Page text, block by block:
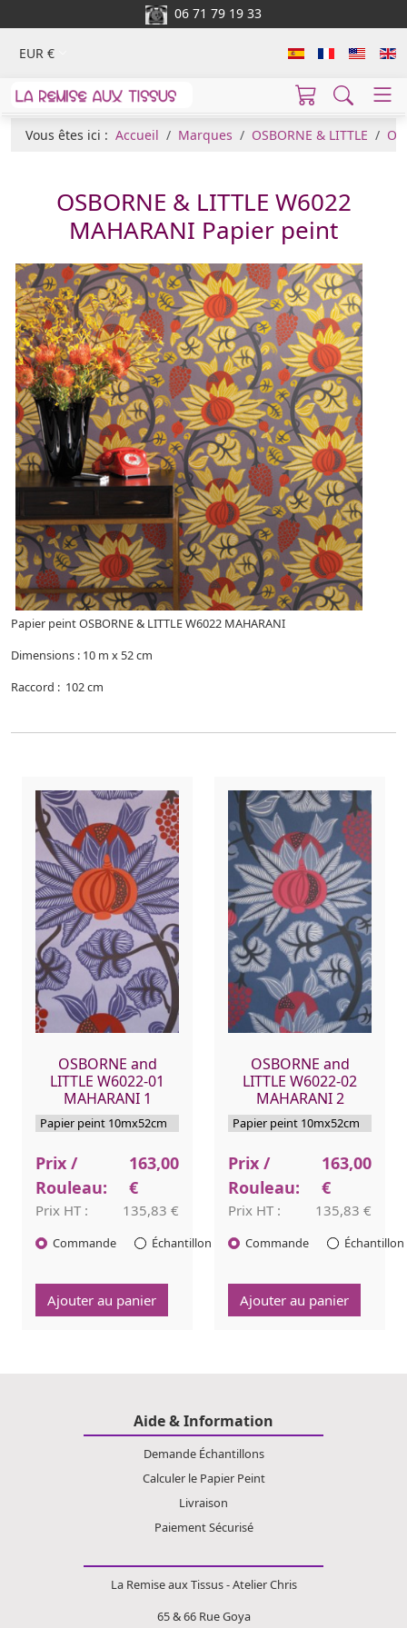
06 71 79 19 33
EUR €
Vous êtes ici : Accueil Marques OSBORNE & LITTLE
OSBORNE & LITTLE W6022
MAHARANI Papier peint
Papier peint OSBORNE & LITTLE W6022 MAHARANI
Dimensions : 10 m x 52 cm
Raccord : 102 cm
OSBORNE and
LITTLE W6022-01
MAHARANI 1
Papier peint 10mx52cm
Prix /
Rouleau:
163,00
€
Prix HT : 135,83 €
Commande Échantillon
Ajouter au panier
OSBORNE and
LITTLE W6022-02
MAHARANI 2
Papier peint 10mx52cm
Prix /
Rouleau:
163,00
€
Prix HT : 135,83 €
Commande Échantillon
Ajouter au panier
Aide & Information
Demande Échantillons
Calculer le Papier Peint
Livraison
Paiement Sécurisé
La Remise aux Tissus - Atelier Chris
65 & 66 Rue Goya